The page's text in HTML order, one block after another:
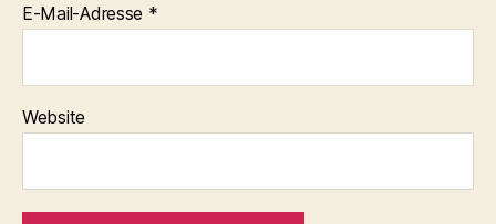
E-Mail-Adresse *
Website